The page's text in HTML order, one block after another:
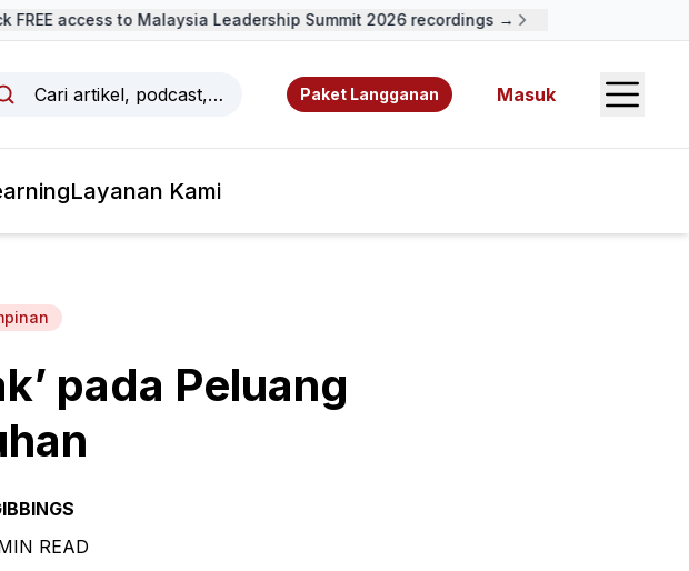
access to Malaysia Leadership Summit 2026 recordings →
Cari artikel, podcast, video, sumber daya, dan penulis.
Paket Langganan Masuk Open
Layanan Kami
pada Peluang
READ